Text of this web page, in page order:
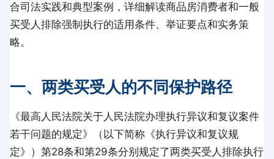
合司法实践和典型案例，详细解读商品房消费者和一般
买受人排除强制执行的适用条件、举证要点和实务策
略。
一、两类买受人的不同保护路径
《最高人民法院关于人民法院办理执行异议和复议案件
若干问题的规定》（以下简称《执行异议和复议规
定》）第28条和第29条分别规定了两类买受人排除执行